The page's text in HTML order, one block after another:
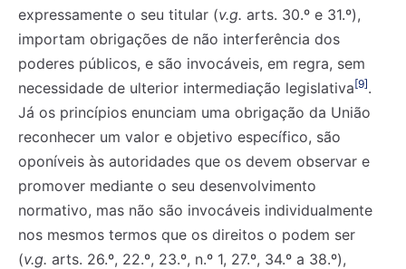
expressamente o seu titular (v.g. arts. 30.º e 31.º),
importam obrigações de não interferência dos
poderes públicos, e são invocáveis, em regra, sem
necessidade de ulterior intermediação legislativa[9].
Já os princípios enunciam uma obrigação da União
reconhecer um valor e objetivo específico, são
oponíveis às autoridades que os devem observar e
promover mediante o seu desenvolvimento
normativo, mas não são invocáveis individualmente
nos mesmos termos que os direitos o podem ser
(v.g. arts. 26.º, 22.º, 23.º, n.º 1, 27.º, 34.º a 38.º),